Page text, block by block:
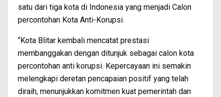
satu dari tiga kota di Indonesia yang menjadi Calon
percontohan Kota Anti-Korupsi.
“Kota Blitar kembali mencatat prestasi
membanggakan dengan ditunjuk sebagai calon kota
percontohan anti korupsi. Kepercayaan ini semakin
melengkapi deretan pencapaian positif yang telah
diraih, menunjukkan komitmen kuat pemerintah dan